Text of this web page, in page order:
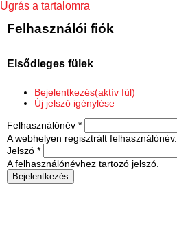
Ugrás a tartalomra
Felhasználói fiók
Elsődleges fülek
Bejelentkezés(aktív fül)
Új jelszó igénylése
Felhasználónév *
A webhelyen regisztrált felhasználónév.
Jelszó *
A felhasználónévhez tartozó jelszó.